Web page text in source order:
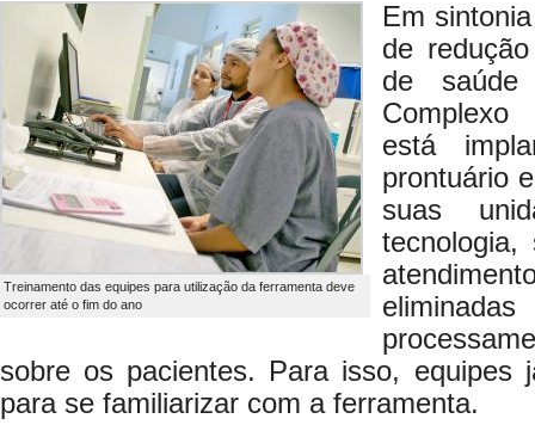
Treinamento das equipes para utilização da ferramenta deve
ocorrer até o fim do ano
Em
de
de
está
prontuário
suas
sobre os pacientes. Para isso, equipes
para se familiarizar com a ferramenta.